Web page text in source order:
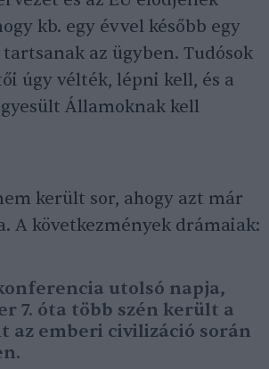
kb. egy évvel később egy
az ügyben. Tudósok
úgy vélték, lépni kell, és a
Államoknak kell
került sor, ahogy azt már
A következmények drámaiak:
utolsó napja,
7. óta több szén került a
az emberi civilizáció során